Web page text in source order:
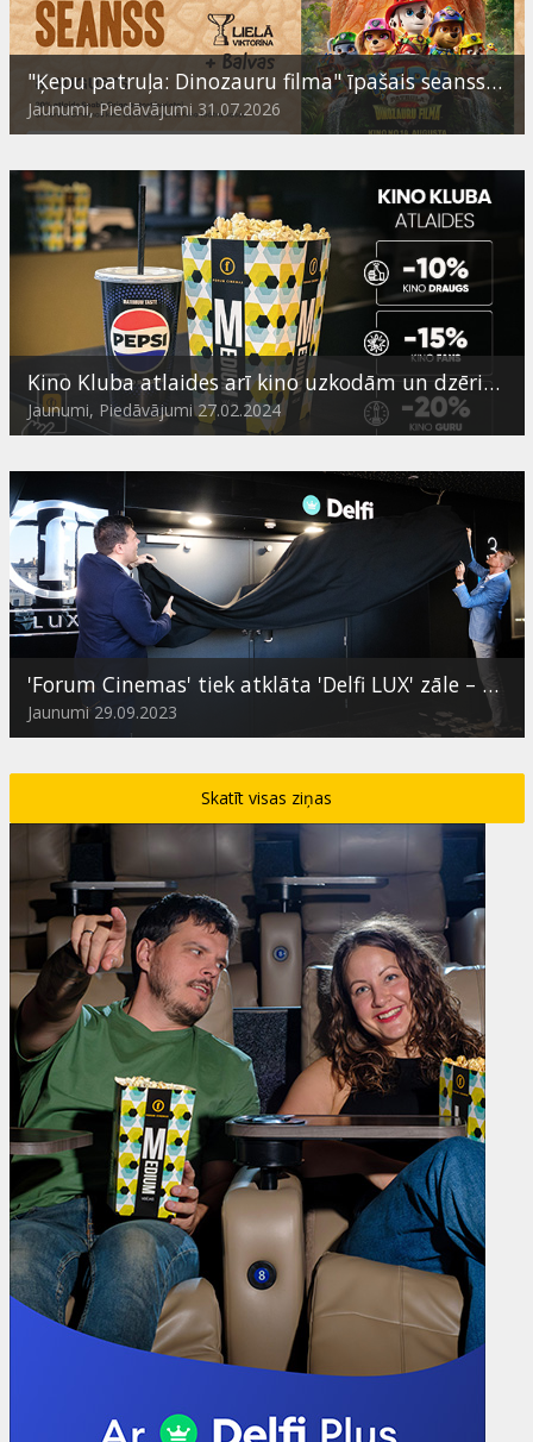
"Ķepu patruļa: Dinozauru filma" īpašais seanss ģimenēm - ar viktorīnu un dāvanām
Jaunumi, Piedāvājumi 31.07.2026
Kino Kluba atlaides arī kino uzkodām un dzērieniem
Jaunumi, Piedāvājumi 27.02.2024
'Forum Cinemas' tiek atklāta 'Delfi LUX' zāle – turpmāk trešdienās abonentiem kino par puscenu
Jaunumi 29.09.2023
Skatīt visas ziņas